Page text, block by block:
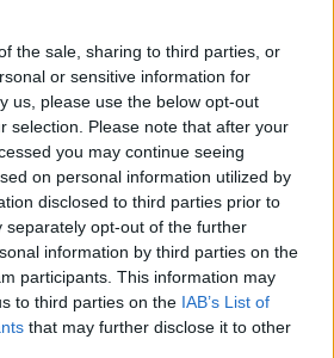
the sale, sharing to third parties, or
or sensitive information for
us, please use the below opt-out
selection. Please note that after your
you may continue seeing
on personal information utilized by
disclosed to third parties prior to
separately opt-out of the further
information by third parties on the
participants. This information may
to third parties on the IAB’s List of
that may further disclose it to other
anticipo alle venue principali e
o navette dedicate.
del traffico nelle ore serali e
di appuntamenti aiuta
e a ridurre i tempi di
più eventi in una giornata,
i luoghi e consultare gli
semplice per evitare di